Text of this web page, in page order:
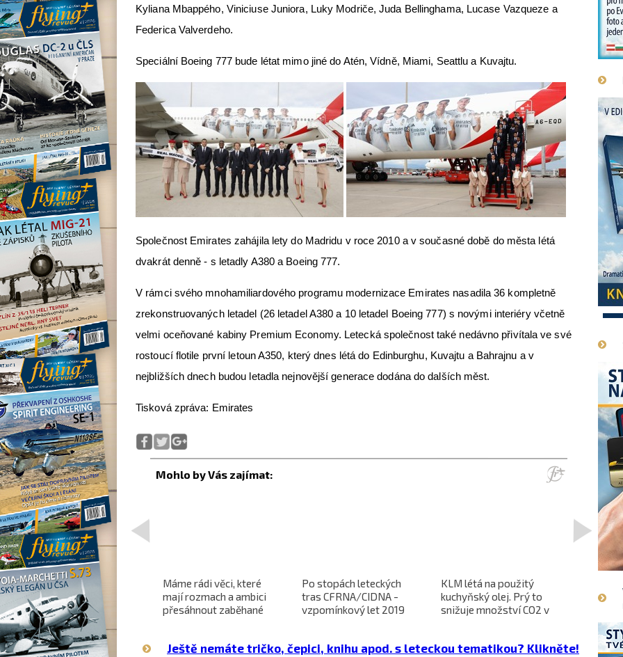
Kyliana Mbappého, Viniciuse Juniora, Luky Modriče, Juda Bellinghama, Lucase Vazqueze a
Federica Valverdeho.
Speciální Boeing 777 bude létat mimo jiné do Atén, Vídně, Miami, Seattlu a Kuvajtu.
Společnost Emirates zahájila lety do Madridu v roce 2010 a v současné době do města létá
dvakrát denně - s letadly A380 a Boeing 777.
V rámci svého mnohamiliardového programu modernizace Emirates nasadila 36 kompletně
zrekonstruovaných letadel (26 letadel A380 a 10 letadel Boeing 777) s novými interiéry včetně
velmi oceňované kabiny Premium Economy. Letecká společnost také nedávno přivítala ve své
rostoucí flotile první letoun A350, který dnes létá do Edinburghu, Kuvajtu a Bahrajnu a v
nejbližších dnech budou letadla nejnovější generace dodána do dalších měst.
Tisková zpráva: Emirates
Projekt nadzvukového
letounu X-59 QueSST
směřuje k prvnímu letu
Máme rádi věci, které
mají rozmach a ambici
přesáhnout zaběhané
Po stopách leteckých
tras CFRNA/CIDNA -
vzpomínkový let 2019
KLM létá na použitý
kuchyňský olej. Prý to
snižuje množství CO2 v
projekt
cena
>
Ještě nemáte tričko, čepici, knihu apod. s leteckou tematikou? Klikněte!
1